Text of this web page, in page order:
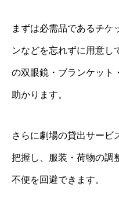
まずは必需品であるチケ
ンなどを忘れずに用意し
の双眼鏡・ブランケット
助かります。
さらに劇場の貸出サービ
把握し、服装・荷物の調
不便を回避できます。